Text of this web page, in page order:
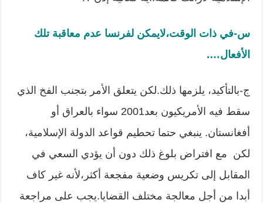
س-في ذات الوقت،لايمكن لفرنسا عدم معاقبة تلك
الأفعال….
ج-بالتأكيد، يلزمها ذلك.لكن يتعلق الأمر بتجنب الفخ الذي
سقط فيه الأمريكيون بعد2001 سواء بالعراق أو
أفغانستان. ينبغي حتما تحطيم قواعد الدولة الإسلامية،
لكن مع افتراض بلوغ ذلك دون أن يؤدي السعي في
المقابل إلى تكريس وضعية مفجعة أكثر،لأنه غير كاف
أبدا من أجل معالجة مختلف القضايا.يجب على مراجعة